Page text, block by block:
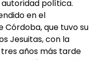
política.
en el
Córdoba, que tuvo su
Jesuitas, con la
años más tarde